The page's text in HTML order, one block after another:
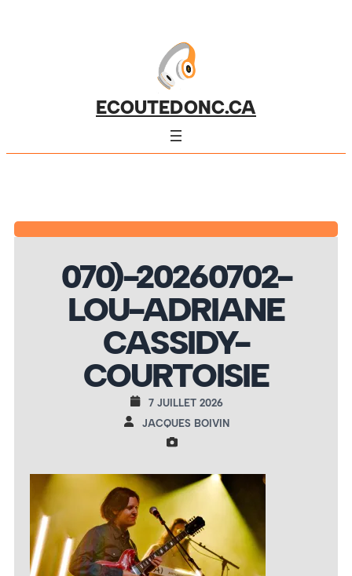
ECOUTEDONC.CA
070)-20260702-
LOU-ADRIANE
CASSIDY-
COURTOISIE
7 JUILLET 2026
JACQUES BOIVIN